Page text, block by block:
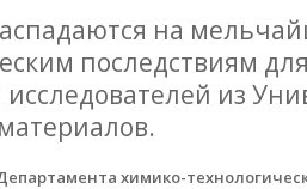
на
последствиям
из
химико-